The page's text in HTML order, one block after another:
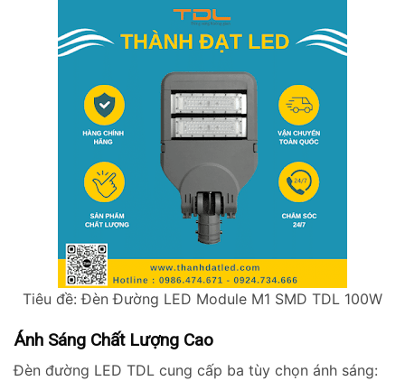
Tiêu đề: Đèn Đường LED Module M1 SMD TDL 100W
Ánh Sáng Chất Lượng Cao
Đèn đường LED TDL cung cấp ba tùy chọn ánh sáng: